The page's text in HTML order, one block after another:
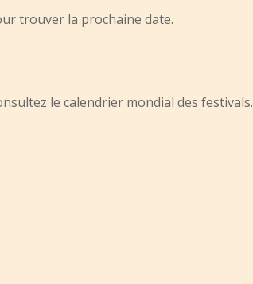
trouver la prochaine date.
le calendrier mondial des festivals.